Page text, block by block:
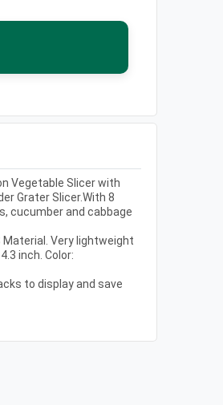
Vegetable Slicer with
Grater Slicer.With 8
cucumber and cabbage
Material. Very lightweight
inch. Color:
to display and save